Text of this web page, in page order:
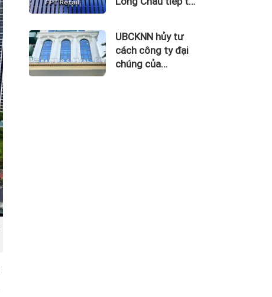
UBCKNN hủy tư
cách công ty đại
chúng của